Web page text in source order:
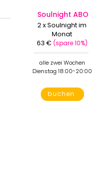
Soulnight ABO
2 x Soulnight im
Monat
63 € (spare 10%)
alle zwei Wochen
Dienstag 18:00-20:00
buchen